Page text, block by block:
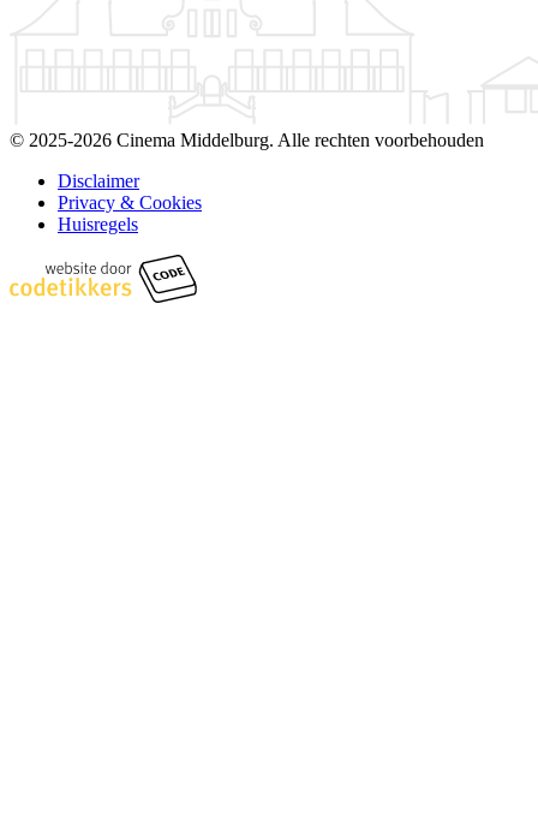
© 2025-2026 Cinema Middelburg. Alle rechten voorbehouden
Disclaimer
Privacy & Cookies
Huisregels